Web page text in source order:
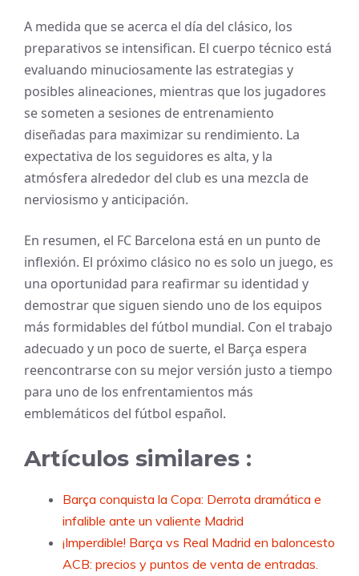
A medida que se acerca el día del clásico, los
preparativos se intensifican. El cuerpo técnico está
evaluando minuciosamente las estrategias y
posibles alineaciones, mientras que los jugadores
se someten a sesiones de entrenamiento
diseñadas para maximizar su rendimiento. La
expectativa de los seguidores es alta, y la
atmósfera alrededor del club es una mezcla de
nerviosismo y anticipación.
En resumen, el FC Barcelona está en un punto de
inflexión. El próximo clásico no es solo un juego, es
una oportunidad para reafirmar su identidad y
demostrar que siguen siendo uno de los equipos
más formidables del fútbol mundial. Con el trabajo
adecuado y un poco de suerte, el Barça espera
reencontrarse con su mejor versión justo a tiempo
para uno de los enfrentamientos más
emblemáticos del fútbol español.
Artículos similares :
Barça conquista la Copa: Derrota dramática e
infalible ante un valiente Madrid
¡Imperdible! Barça vs Real Madrid en baloncesto
ACB: precios y puntos de venta de entradas.